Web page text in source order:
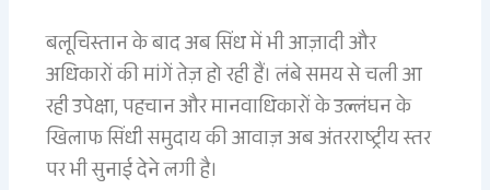
बलूचिस्तान के बाद अब सिंध में भी आज़ादी और
अधिकारों की मांगें तेज़ हो रही हैं। लंबे समय से चली आ
रही उपेक्षा, पहचान और मानवाधिकारों के उल्लंघन के
खिलाफ सिंधी समुदाय की आवाज़ अब अंतरराष्ट्रीय स्तर
पर भी सुनाई देने लगी है।